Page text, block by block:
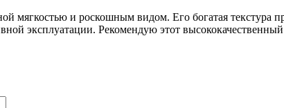
мягкостью и роскошным видом. Его богатая текстура
эксплуатации. Рекомендую этот